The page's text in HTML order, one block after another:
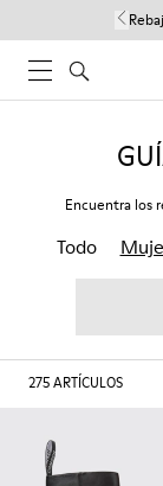
Encuentra los
Todo
275ARTÍCULOS